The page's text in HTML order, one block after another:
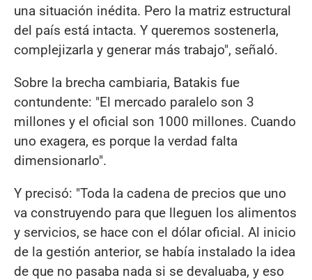
una situación inédita. Pero la matriz estructural
del país está intacta. Y queremos sostenerla,
complejizarla y generar más trabajo", señaló.
Sobre la brecha cambiaria, Batakis fue
contundente: "El mercado paralelo son 3
millones y el oficial son 1000 millones. Cuando
uno exagera, es porque la verdad falta
dimensionarlo".
Y precisó: "Toda la cadena de precios que uno
va construyendo para que lleguen los alimentos
y servicios, se hace con el dólar oficial. Al inicio
de la gestión anterior, se había instalado la idea
de que no pasaba nada si se devaluaba, y eso